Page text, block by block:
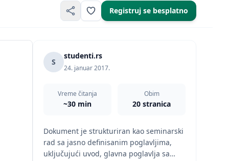
Registruj se besplatno
S
studenti.rs
24. januar 2017.
Vreme čitanja
~30 min
Obim
20 stranica
Dokument je strukturiran kao seminarski
rad sa jasno definisanim poglavljima,
uključujući uvod, glavna poglavlja sa